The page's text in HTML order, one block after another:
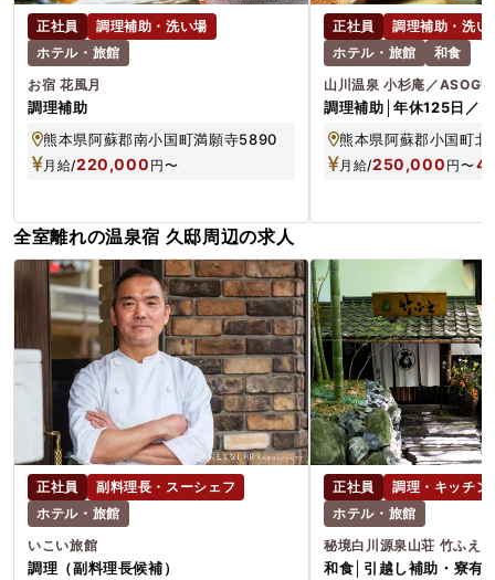
正社員
調理補助・洗い場
ホテル・旅館
お宿 花風月
調理補助
熊本県阿蘇郡南小国町満願寺5890
月給/220,000 円〜
正社員
調理補助・洗い
ホテル・旅館
和食
調理補助│年休125日／
未経験OK／月給25万～
熊本県阿蘇郡小国町北
月給/250,000 円〜
全室離れの温泉宿 久邸周辺の求人
正社員
副料理長・スーシェフ
ホテル・旅館
いこい旅館
調理（副料理長候補）
正社員
調理・キッチン
ホテル・旅館
秘境白川源泉山荘 竹ふえ
和食│引越し補助・寮有